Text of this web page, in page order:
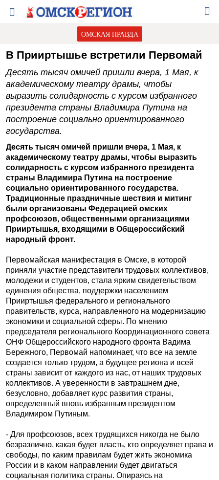
ОМСКАЯ ПРАВДА
В Прииртышье встретили Первомай
Десять тысяч омичей пришли вчера, 1 Мая, к
академическому театру драмы, чтобы
выразить солидарность с курсом избранного
президента страны Владимира Путина на
построение социально ориентированного
государства.
Десять тысяч омичей пришли вчера, 1 Мая, к
академическому театру драмы, чтобы выразить
солидарность с курсом избранного президента
страны Владимира Путина на построение
социально ориентированного государства.
Традиционные праздничные шествия и митинг
были организованы Федерацией омских
профсоюзов, общественными организациями
Прииртышья, входящими в Общероссийский
народный фронт.
Первомайская манифестация в Омске, в которой
приняли участие представители трудовых коллективов,
молодежи и студентов, стала ярким свидетельством
единения общества, поддержки населением
Прииртышья федерального и регионального
правительств, курса, направленного на модернизацию
экономики и социальной сферы. По мнению
председателя регионального Координационного совета
ОНФ Общероссийского народного фронта Вадима
Бережного, Первомай напоминает, что все на земле
создается только трудом, а будущее региона и всей
страны зависит от каждого из нас, от наших трудовых
коллективов. А уверенности в завтрашнем дне,
безусловно, добавляет курс развития страны,
определенный вновь избранным президентом
Владимиром Путиным.
- Для профсоюзов, всех трудящихся никогда не было
безразлично, какая будет власть, кто определяет права и
свободы, по каким правилам будет жить экономика
России и в каком направлении будет двигаться
социальная политика страны. Опираясь на